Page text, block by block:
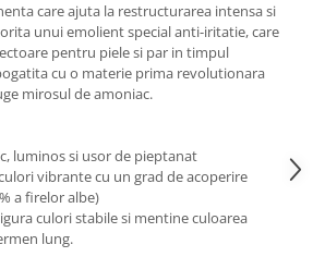
care ajuta la restructurarea intensa si
unui emolient special anti-iritatie, care
pentru piele si par in timpul
cu o materie prima revolutionara
mirosul de amoniac.
luminos si usor de pieptanat
vibrante cu un grad de acoperire
a firelor albe)
culori stabile si mentine culoarea
lung.